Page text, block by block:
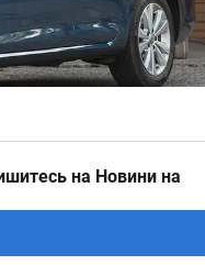
на Новини на